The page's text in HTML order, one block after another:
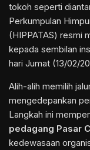
tokoh seperti
Perkumpulan
(HIPPATAS) resmi
kepada sembilan
hari Jumat (13/02/
Alih-alih memilih
mengedepankan
Langkah ini
pedagang Pasar
kedewasaan